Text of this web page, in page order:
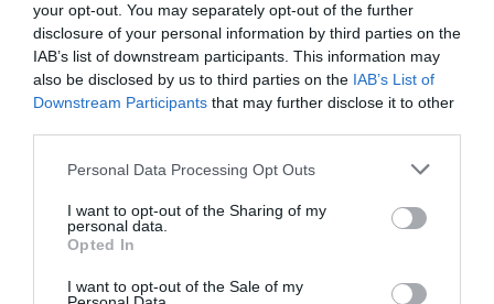
your opt-out. You may separately opt-out of the further
disclosure of your personal information by third parties on the
IAB’s list of downstream participants. This information may
also be disclosed by us to third parties on the IAB’s List of
Downstream Participants that may further disclose it to other
Personal Data Processing Opt Outs
I want to opt-out of the Sharing of my
personal data.
Opted In
I want to opt-out of the Sale of my